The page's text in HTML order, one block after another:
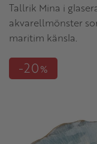
Tallrik Mina i
akvarellmönster
maritim känsla.
20%